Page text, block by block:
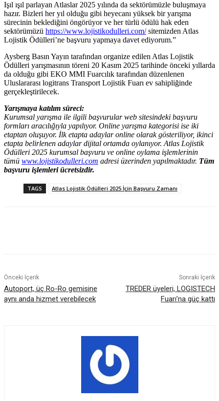
Işıl ışıl parlayan Atlaslar 2025 yılında da sektörümüzle buluşmaya
hazır. Bizleri her yıl olduğu gibi heyecanı yüksek bir yarışma
sürecinin beklediğini öngörüyor ve her türlü ödülü hak eden
sektörümüzü https://www.lojistikodulleri.com/sitemizden Atlas
Lojistik Ödülleri’ne başvuru yapmaya davet ediyorum.”
Aysberg Basın Yayın tarafından organize edilen Atlas Lojistik
Ödülleri yarışmasının töreni 20 Kasım 2025 tarihinde önceki yıllarda
da olduğu gibi EKO MMI Fuarcılık tarafından düzenlenen
Uluslararası logitrans Transport Lojistik Fuarı ev sahipliğinde
gerçekleştirilecek.
Yarışmaya katılım süreci:
Kurumsal yarışma ile ilgili başvurular web sitesindeki başvuru
formları aracılığıyla yapılıyor. Online yarışma kategorisi ise iki
etaptan oluşuyor. İlk etapta adaylar online olarak gösteriliyor, ikinci
etapta belirlenen adaylar dijital ortamda oylanıyor. Atlas Lojistik
Ödülleri 2025 kurumsal başvuru ve online oylama işlemlerinin
tümü www.lojistikodulleri.com adresi üzerinden yapılmaktadır. Tüm
başvuru işlemleri ücretsizdir.
TAGS Atlas Lojistik Ödülleri 2025 İçin Başvuru Zamanı
Önceki İçerik
Autoport, üç Ro-Ro gemisine
aynı anda hizmet verebilecek
Sonraki İçerik
TREDER üyeleri, LOGISTECH
Fuarı’na güç kattı